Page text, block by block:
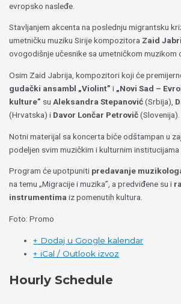
evropsko nasleđe.
Stavljanjem akcenta na poslednju migrantsku
umetničku muziku Sirije kompozitora Zaid Jabri
ovogodišnje učesnike sa umetničkom muzikom
Osim Zaid Jabrija, kompozitori koji će
gudački ansambl „Violint” i „Novi Sad –
kulture” su Aleksandra Stepanović(Srbija),
(Hrvatska) i Davor Lončar Petrovič(Slovenija).
Notni materijal sa koncerta biće odštampan u
podeljen svim muzičkim i kulturnim institucijama
Program će upotpuniti predavanje
na temu „Migracije i muzika”, a predviđene su i
instrumentima iz pomenutih kultura.
Foto: Promo
+ Dodaj u Google kalendar
+ iCal / Outlook izvoz
Hourly Schedule